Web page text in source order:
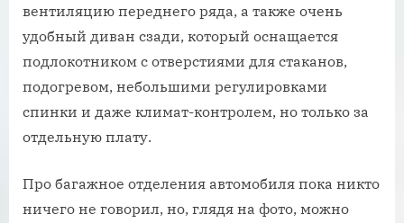
вентиляцию переднего ряда, а также очень
удобный диван сзади, который оснащается
подлокотником с отверстиями для стаканов,
подогревом, небольшими регулировками
спинки и даже климат-контролем, но только за
отдельную плату.
Про багажное отделения автомобиля пока никто
ничего не говорил, но, глядя на фото, можно